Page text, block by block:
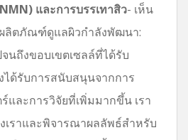
และการบรรเทาสิว- เห็น
ลิตภัณฑ์ดูแลผิวกำลังพัฒนา:
นถึงขอบเขตเซลล์ที่ได้รับ
ด้รับการสนับสนุนจากการ
และการวิจัยที่เพิ่มมากขึ้น เรา
เราและพิจารณาผลลัพธ์สำหรับ